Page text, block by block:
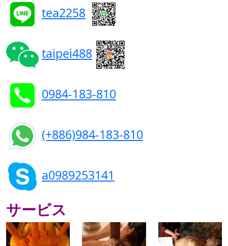
tea2258
taipei488
0984-183-810
(+886)984-183-810
a0989253141
サービス
500x500 500x500 500x500